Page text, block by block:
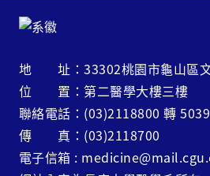
地 址：33302桃園市龜山區
位 置：第二醫學大樓三樓
聯絡電話：(03)2118800 轉 5039
傳 真：(03)2118700
電子信箱 :